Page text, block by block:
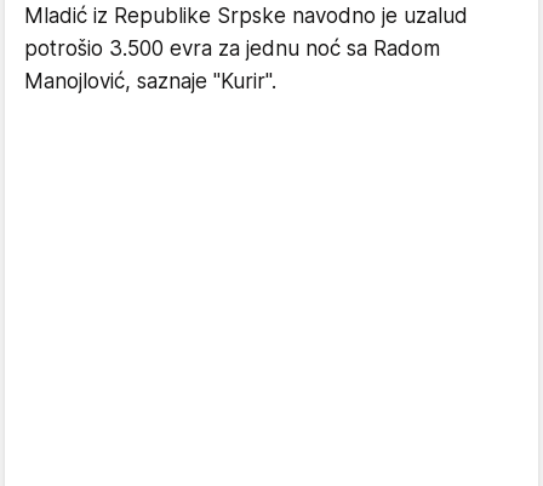
Mladić iz Republike Srpske navodno je uzalud
potrošio 3.500 evra za jednu noć sa Radom
Manojlović, saznaje "Kurir".